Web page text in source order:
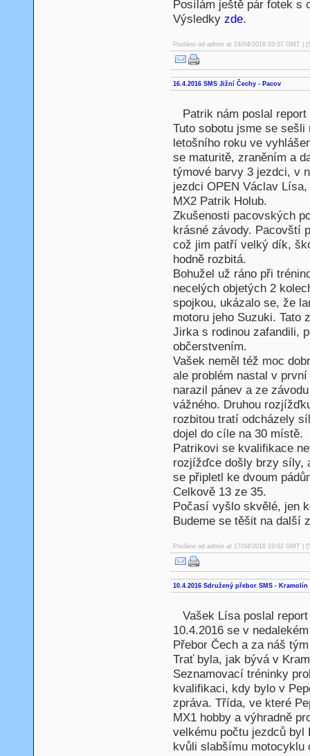
Posílám ještě pár fotek s
Výsledky zde.
Posláno od adminat 24/04/2016 03:57 GMT |
16.4.2016 SMS Jižní Čechy - Pacov
Patrik nám poslal
Tuto sobotu jsme se
letošního roku ve
se maturitě, zraněním a
týmové barvy 3 jezdci, v
jezdci OPEN Václav
MX2 Patrik Holub.
Zkušenosti pacovských
krásné závody. Pacovští
což jim patří velký dík,
hodně rozbitá.
Bohužel už ráno při
necelých objetých 2
spojkou, ukázalo se, že
motoru jeho Suzuki. Tato
Jirka s rodinou zafandili,
občerstvením.
Vašek neměl též moc
ale problém nastal v
narazil pánev a ze
vážného. Druhou
rozbitou tratí odcházely
dojel do cíle na 30 místě.
Patrikovi se kvalifikace
rozjížďce došly brzy síly,
se připletl ke dvoum
Celkově 13 ze 35.
Počasí vyšlo skvělé, jen
Budeme se těšit na další
Posláno od adminat 17/04/2016 19:02 GMT |
10.4.2016 Sdružený přebor SMS - Kramolín
Vašek Lísa poslal
10.4.2016 se v
Přebor Čech a za náš
Trať byla, jak bývá v
Seznamovací tréninky
kvalifikaci, kdy bylo v
zpráva. Třída, ve které
MX1 hobby a výhradně
velkému počtu jezdců
kvůli slabšímu